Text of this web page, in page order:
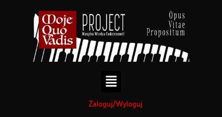
Zaloguj/Wyloguj
Polityka Prywatności